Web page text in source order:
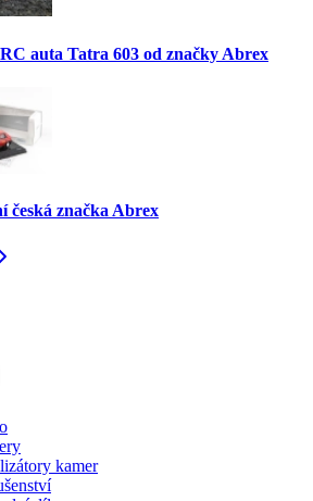
auta Tatra 603 od značky Abrex
česká značka Abrex
kamer